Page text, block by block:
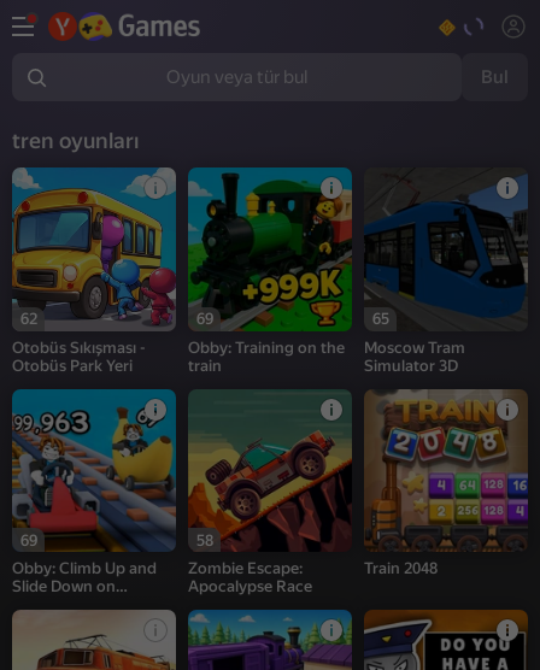
Oyun veya tür bul Bul
tren oyunları
62
Otobüs Sıkışması -
Otobüs Park Yeri
69
Obby: Training on the
train
65
Moscow Tram
Simulator 3D
69
Obby: Climb Up and
Slide Down on
58
Zombie Escape:
Apocalypse Race
Train 2048